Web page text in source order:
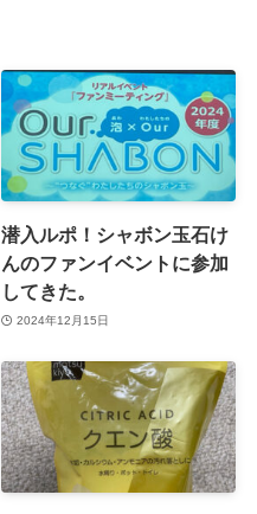
潜入ルポ！シャボン玉石け
んのファンイベントに参加
してきた。
2024年12月15日